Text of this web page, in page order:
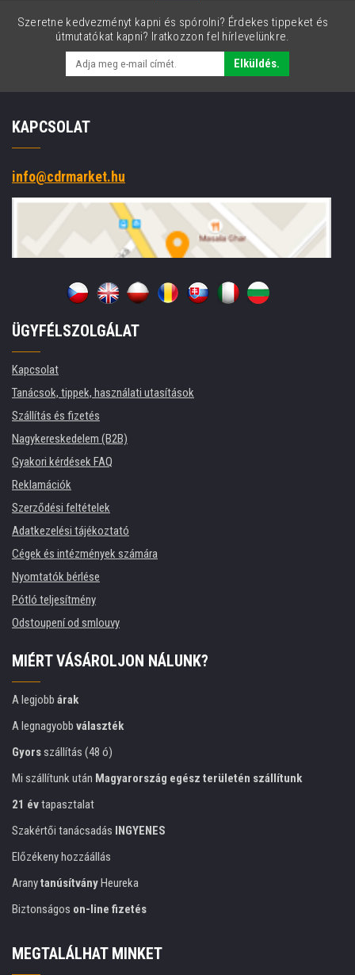
Szeretne kedvezményt kapni és spórolni? Érdekes tippeket és
útmutatókat kapni? Iratkozzon fel hírlevelünkre.
Elküldés.
KAPCSOLAT
info@cdrmarket.hu
ÜGYFÉLSZOLGÁLAT
Kapcsolat
Tanácsok, tippek, használati utasítások
Szállítás és fizetés
Nagykereskedelem (B2B)
Gyakori kérdések FAQ
Reklamációk
Szerződési feltételek
Adatkezelési tájékoztató
Cégek és intézmények számára
Nyomtatók bérlése
Pótló teljesítmény
Odstoupení od smlouvy
MIÉRT VÁSÁROLJON NÁLUNK?
A legjobb árak
A legnagyobb választék
Gyorsszállítás (48 ó)
Mi szállítunk után Magyarország egész területén szállítunk
21 évtapasztalat
Szakértői tanácsadás
INGYENES
Előzékeny hozzáállás
Aranytanúsítvány Heureka
Biztonságos on-line fizetés
MEGTALÁLHAT MINKET